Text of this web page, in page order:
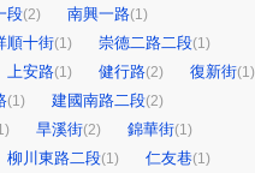
段(2) 南興一路(1)
順十街(1) 崇德二路二段(1)
上安路(1) 健行路(2) 復新街(1)
(1) 建國南路二段(2)
旱溪街(2) 錦華街(1)
柳川東路二段(1) 仁友巷(1)